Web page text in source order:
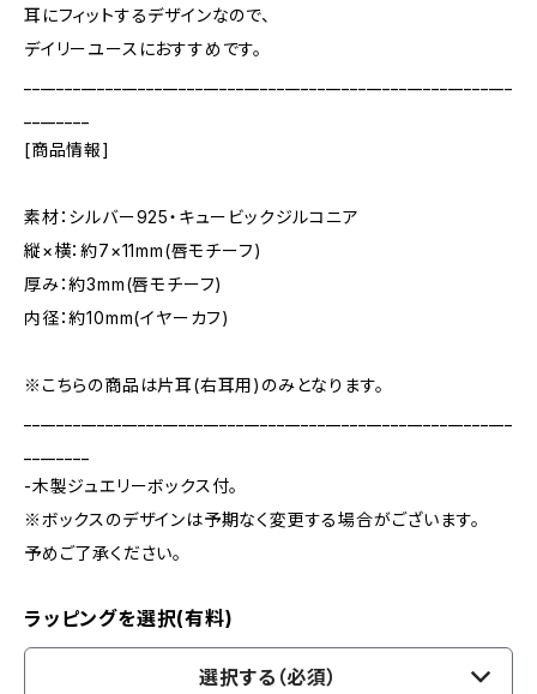
耳にフィットするデザインなので、
デイリーユースにおすすめです。
[商品情報]
素材：シルバー925・キュービックジルコニア
縦×横：約7×11mm(唇モチーフ)
厚み：約3mm(唇モチーフ)
内径：約10mm(イヤーカフ)
※こちらの商品は片耳(右耳用)のみとなります。
-木製ジュエリーボックス付。
※ボックスのデザインは予期なく変更する場合がございます。
予めご了承ください。
ラッピングを選択(有料)
選択する（必須）